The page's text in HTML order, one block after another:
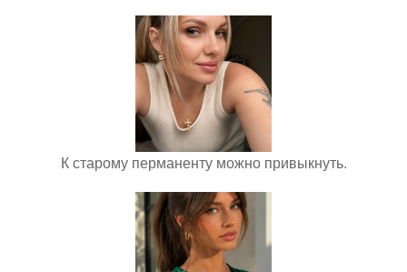
К старому перманенту можно привыкнуть.